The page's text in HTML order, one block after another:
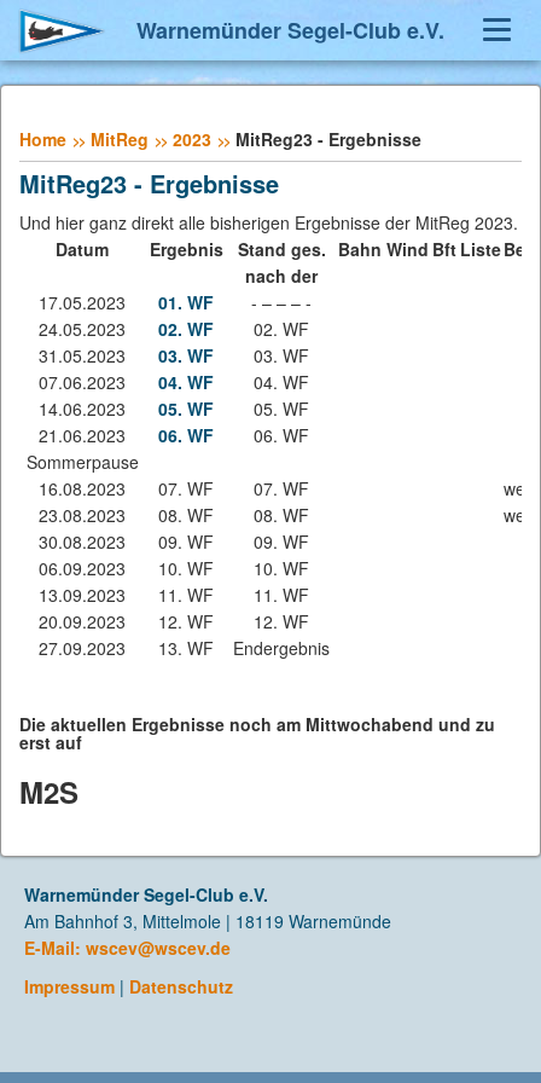
Warnemünder Segel-Club e.V.
Home MitReg 2023 MitReg23 - Ergebnisse
MitReg23 - Ergebnisse
Und hier ganz direkt alle bisherigen Ergebnisse der MitReg 2023.
Datum
Ergebnis
Stand ges.
nach der
Bahn Wind Bft Liste
17.05.2023 01. WF
- – – – -
24.05.2023
02. WF
02. WF
31.05.2023
03. WF
03. WF
07.06.2023
04. WF
04. WF
14.06.2023
05. WF
05. WF
21.06.2023
06. WF
06. WF
Sommerpause
16.08.2023
07. WF 07. WF
23.08.2023
08. WF 08. WF
30.08.2023
09. WF
09. WF
06.09.2023
10. WF
10. WF
13.09.2023
11. WF
11. WF
20.09.2023
12. WF
12. WF
27.09.2023
13. WF Endergebnis
Die aktuellen Ergebnisse noch am Mittwochabend und zu
erst auf
M2S
Warnemünder Segel-Club e.V.
Am Bahnhof 3, Mittelmole | 18119 Warnemünde
E-Mail: wscev@wscev.de
Impressum | Datenschutz